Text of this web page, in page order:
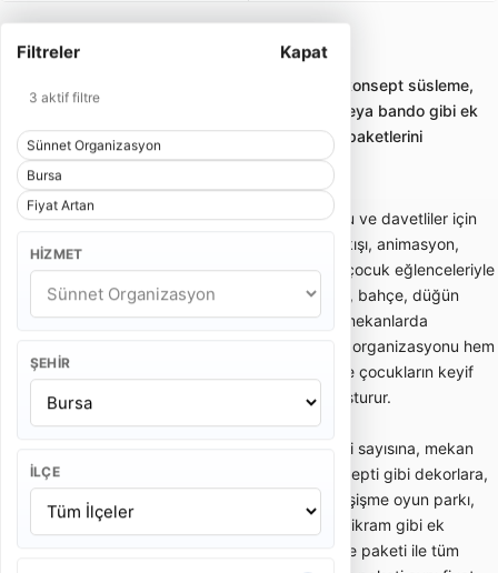
Filtreler Kapat
3 aktif filtre
Sünnet Organizasyon
Bursa
Fiyat Artan
HIZMET
ŞEHIR
İLÇE
Bursa Sünnet Organizasyon
Sünnet organizasyonu; sünnet tahtı, konsept süsleme,
animasyon, palyaço, müzik, mehter veya bando gibi ek
hizmetlerle çocuklara uygun eğlence paketlerini
karşılaştırmayı sağlar.
Sünnet organizasyonu; sünnet çocuğu ve davetliler için
konsept süsleme, sünnet tahtı, giriş akışı, animasyon,
palyaço, müzik, bando, mehter veya çocuk eğlenceleriyle
planlanan organizasyon hizmetidir. Ev, bahçe, düğün
salonu, otel veya açık alan gibi farklı mekanlarda
uygulanabilir. Doğru planlanan sünnet organizasyonu hem
aile törenini düzenli hale getirir hem de çocukların keyif
alacağı güvenli bir eğlence ortamı oluşturur.
Sünnet organizasyonu fiyatları; davetli sayısına, mekan
tipine, sünnet tahtı veya padişah konsepti gibi dekorlara,
animasyon ekibine, palyaço, maskot, şişme oyun parkı,
mehter, bando, DJ, fotoğraf-video ve ikram gibi ek
hizmetlere göre değişir. Temel süsleme paketi ile tüm